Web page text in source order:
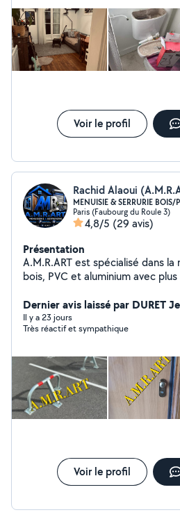
montage balançoire.....etc
Voir le profil
Rachid Alaoui
MENUISIE & SERRURIE BOIS/
Paris (Faubourg du Roule 3)
4,8/5 (29 avis)
Présentation
A.M.R.ART est spécialisé dans
bois, PVC et aluminium avec
réalisons la pose, la rénovation
portes, fenêtres et portes-
l'installation et la réparation de
aménagements sur mesure,
rénovation de cuisines, ainsi
serrurerie, notamment le
de cylindres. Chaque projet
de finitions de qualité et d'un
Dernier avis laissé par DURET
Il y a 23 jours
Très réactif et sympathique
Voir le profil